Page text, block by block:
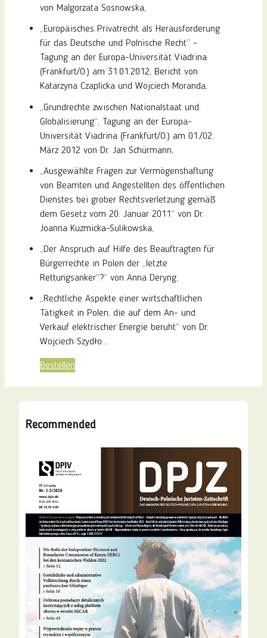
von Malgorzata Sosnowska,
„Europäisches Privatrecht als Herausforderung
für das Deutsche und Polnische Recht” –
Tagung an der Europa-Universität Viadrina
(Frankfurt/O.) am 31.01.2012, Bericht von
Katarzyna Czaplicka und Wojciech Moranda,
„Grundrechte zwischen Nationalstaat und
Globalisierung“, Tagung an der Europa-
Universität Viadrina (Frankfurt/O.) am 01./02.
März 2012 von Dr. Jan Schürmann,
„Ausgewählte Fragen zur Vermögenshaftung
von Beamten und Angestellten des öffentlichen
Dienstes bei grober Rechtsverletzung gemäß
dem Gesetz vom 20. Januar 2011“ von Dr.
Joanna Kuzmicka-Sulikowska,
„Der Anspruch auf Hilfe des Beauftragten für
Bürgerrechte in Polen der „letzte
Rettungsanker“?“ von Anna Deryng,
„Rechtliche Aspekte einer wirtschaftlichen
Tätigkeit in Polen, die auf dem An- und
Verkauf elektrischer Energie beruht“ von Dr.
Wojciech Szydło…
Bestellen
Recommended
5 Monaten